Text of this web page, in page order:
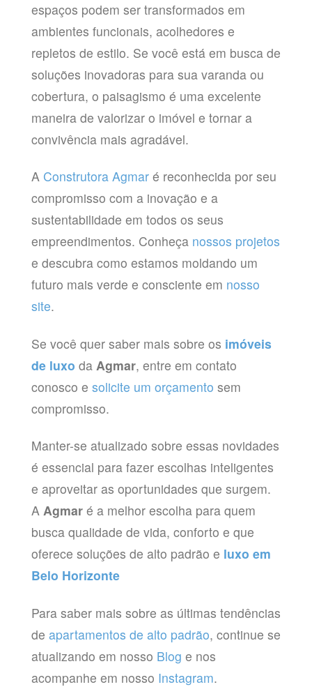
espaços podem ser transformados em
ambientes funcionais, acolhedores e
repletos de estilo. Se você está em busca de
soluções inovadoras para sua varanda ou
cobertura, o paisagismo é uma excelente
maneira de valorizar o imóvel e tornar a
convivência mais agradável.
A Construtora Agmaré reconhecida por seu
compromisso com a inovação e a
sustentabilidade em todos os seus
empreendimentos. Conheça nossos projetos
e descubra como estamos moldando um
futuro mais verde e consciente em nosso
site.
Se você quer saber mais sobre os imóveis
de luxo da Agmar, entre em contato
conosco e solicite um orçamento sem
compromisso.
Manter-se atualizado sobre essas novidades
é essencial para fazer escolhas inteligentes
e aproveitar as oportunidades que surgem.
A Agmaré a melhor escolha para quem
busca qualidade de vida, conforto e que
oferece soluções de alto padrão e luxo em
Belo Horizonte
Para saber mais sobre as últimas tendências
de apartamentos de alto padrão, continue se
atualizando em nosso Blog e nos
acompanhe em nosso Instagram.